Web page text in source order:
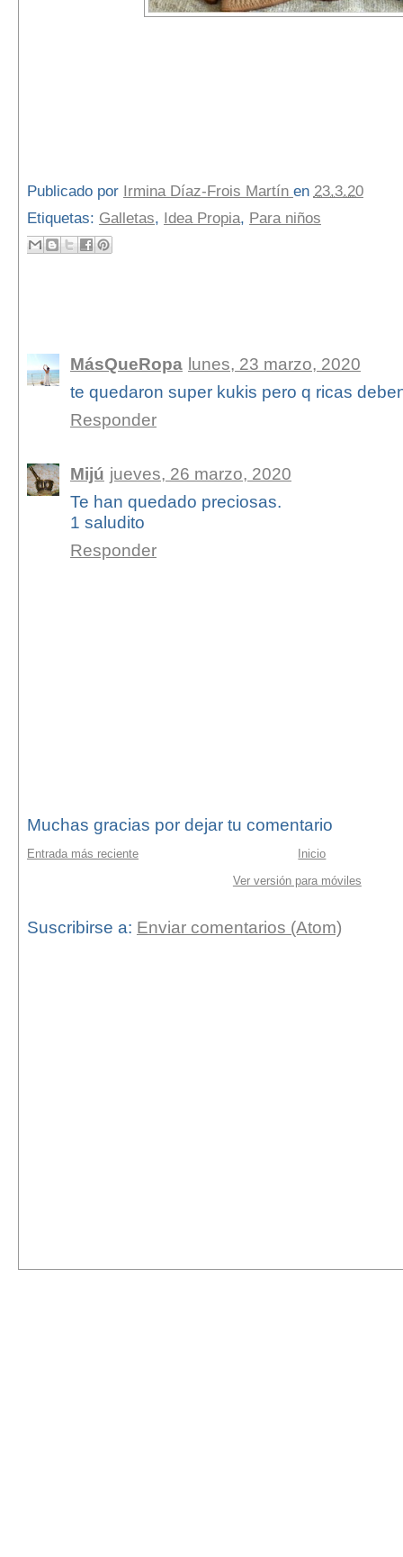
Publicado por Irmina Díaz-Frois Martín en 23.3.20
Etiquetas: Galletas, Idea Propia, Para niños
MásQueRopa lunes, 23 marzo, 2020
te quedaron super kukis pero q ricas
Responder
Mijú jueves, 26 marzo, 2020
Te han quedado preciosas.
1 saludito
Responder
Muchas gracias por dejar tu comentario
Entrada más reciente
Inicio
Ver versión para móviles
Suscribirse a: Enviar comentarios (Atom)